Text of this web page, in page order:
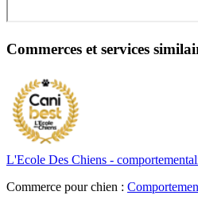
Commerces et services
L'Ecole Des Chiens -
Commerce pour chien :